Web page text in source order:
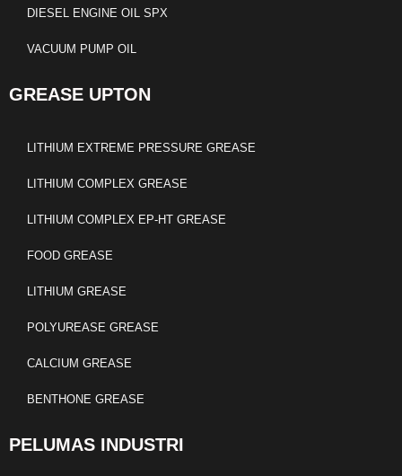
DIESEL ENGINE OIL SPX
VACUUM PUMP OIL
GREASE UPTON
LITHIUM EXTREME PRESSURE GREASE
LITHIUM COMPLEX GREASE
LITHIUM COMPLEX EP-HT GREASE
FOOD GREASE
LITHIUM GREASE
POLYUREASE GREASE
CALCIUM GREASE
BENTHONE GREASE
PELUMAS INDUSTRI